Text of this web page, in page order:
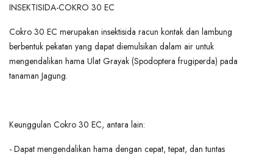
INSEKTISIDA-COKRO 30 EC
Cokro 30 EC merupakan insektisida racun kontak dan lambung
berbentuk pekatan yang dapat diemulsikan dalam air untuk
mengendalikan hama Ulat Grayak (Spodoptera frugiperda) pada
tanaman Jagung.
Keunggulan Cokro 30 EC, antara lain:
- Dapat mengendalikan hama dengan cepat, tepat, dan tuntas